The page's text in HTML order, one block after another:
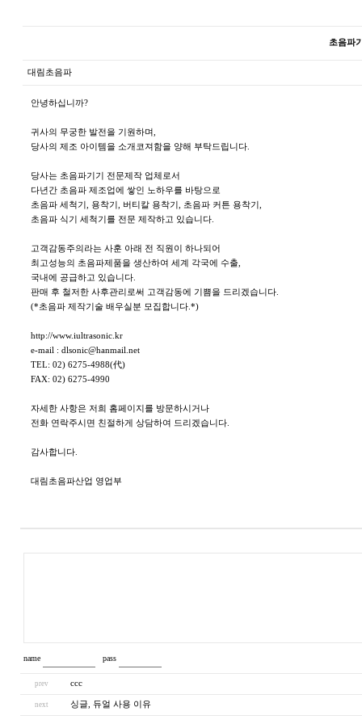
초음파
대림초음파
안녕하십니까?
귀사의 무궁한 발전을 기원하며,
당사의 제조 아이템을 소개코져함을 양해 부탁드립니다.
당사는 초음파기기 전문제작 업체로서
다년간 초음파 제조업에 쌓인 노하우를 바탕으로
초음파 세척기, 용착기, 버티칼 용착기, 초음파 커튼 용착기,
초음파 식기 세척기를 전문 제작하고 있습니다.
고객감동주의라는 사훈 아래 전 직원이 하나되어
최고성능의 초음파제품을 생산하여 세계 각국에 수출,
국내에 공급하고 있습니다.
판매 후 철저한 사후관리로써 고객감동에 기쁨을 드리겠습니다.
(*초음파 제작기술 배우실분 모집합니다.*)
http://www.iultrasonic.kr
e-mail : dlsonic@hanmail.net
TEL: 02) 6275-4988(代)
FAX: 02) 6275-4990
자세한 사항은 저희 홈페이지를 방문하시거나
전화 연락주시면 친절하게 상담하여 드리겠습니다.
감사합니다.
대림초음파산업 영업부
name pass
prev ccc
next 싱글, 듀얼 사용 이유